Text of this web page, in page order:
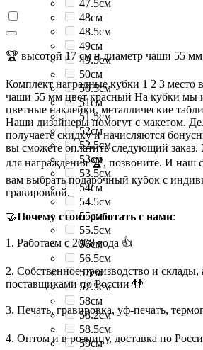
47.5см
48см
48.5см
49см
49.5см
50см
50.5см
51см
51.5см
52см
52.5см
53см
53.5см
54см
54.5см
55см
55.5см
56см
56.5см
57см
57.5см
58см
58.2см
58.5см
59см
🏆 высотой 17 см и диаметр чаши 55
Комплект наградные кубки 1 2 3 место
чаши 55 мм цвет красный На кубки мы
цветные наклейки, металлические
Наши дизайнеры помогут с макетом.
получаете скидку и начисляются
вы сможете оплатить следующий заказ.
для награждения 🏆, позвоните. И наш
вам выбрать подарочный кубок с
гравировкой.
🤝Почему стоит работать с нами:
1. Работаем с 2008 года 👍
2. Собственное производство и склады,
поставщиками по России 👬
3. Печать, гравировка, уф-печать,
4. Оптом и в розницу, доставка по